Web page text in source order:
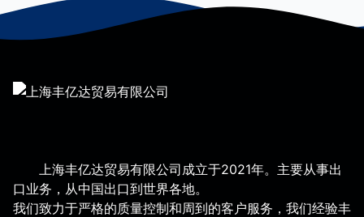
Strong Feet
Wheels Made in China
上海丰亿达贸易有限公司成立于2021年。主要从事出
口业务，从中国出口到世界各地。
我们致力于严格的质量控制和周到的客户服务，我们经验丰